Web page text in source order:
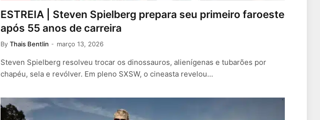
ESTREIA | Steven Spielberg prepara seu primeiro faroeste
após 55 anos de carreira
By Thais Bentlin março 13, 2026
Steven Spielberg resolveu trocar os dinossauros, alienígenas e tubarões por
chapéu, sela e revólver. Em pleno SXSW, o cineasta revelou…